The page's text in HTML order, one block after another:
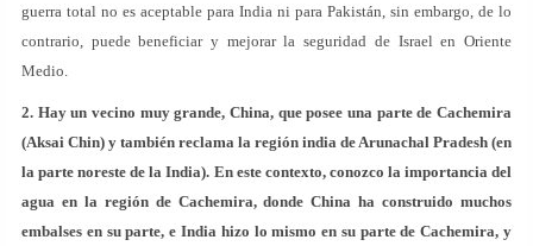
guerra total no es aceptable para India ni para Pakistán, sin embargo, de lo
contrario, puede beneficiar y mejorar la seguridad de Israel en Oriente
Medio.
2. Hay un vecino muy grande, China, que posee una parte de Cachemira
(Aksai Chin) y también reclama la región india de Arunachal Pradesh (en
la parte noreste de la India). En este contexto, conozco la importancia del
agua en la región de Cachemira, donde China ha construido muchos
embalses en su parte, e India hizo lo mismo en su parte de Cachemira, y